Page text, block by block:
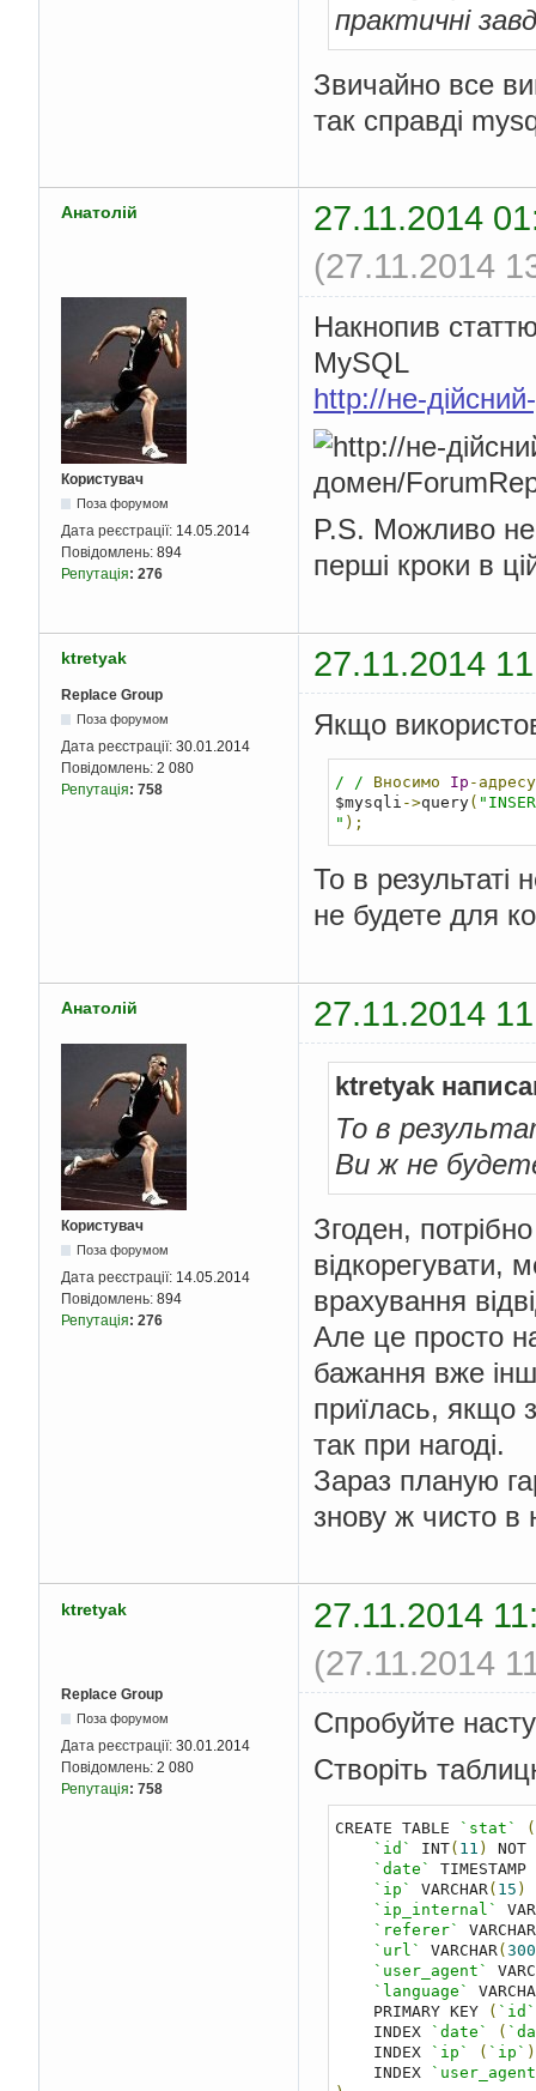
практичні
Звичайно все
так справді
Анатолій
27.11.2014
(27.11.2014
Користувач
Поза форумом
Дата реєстрації: 14.05.2014
Повідомлень: 894
Репутація: 276
Накнопив
MySQL
http://не-
P.S. Можливо не
перші кроки в
ktretyak 27.11.2014
Replace Group
Поза форумом
Дата реєстрації: 30.01.2014
Повідомлень: 2 080
Репутація: 758
Якщо
/ / Вносимо Ip -адресу
$mysqli ->query(
" );
То в результаті
не будете для
Анатолій 27.11.2014
Користувач
Поза форумом
Дата реєстрації: 14.05.2014
Повідомлень: 894
Репутація: 276
ktretyak
То в
Ви ж не
Згоден,
відкорегувати,
врахування
Але це просто
бажання вже
приїлась, якщо
так при нагоді.
Зараз планую
знову ж чисто в
ktretyak
27.11.2014
(27.11.2014
Replace Group
Поза форумом
Дата реєстрації: 30.01.2014
Повідомлень: 2 080
Репутація: 758
Спробуйте
Створіть
CREATE TABLE `stat`
(
`id`
INT( 11 )
NOT
`date`
TIMESTAMP
`ip`
VARCHAR( 15 )
`ip_internal`
`referer`
VARCHAR
`url`
VARCHAR(300
`user_agent`
`language`
    PRIMARY KEY
( `id`
    INDEX
`date` (
    INDEX
`ip` ( `ip`
    INDEX